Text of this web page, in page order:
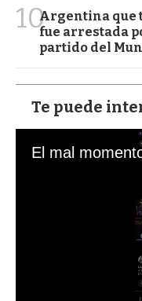
10Argentina que
fue arrestada
partido del
Te puede